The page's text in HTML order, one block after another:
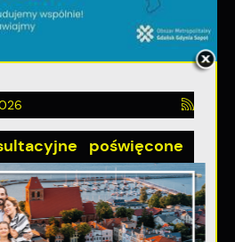
poświęcone
metropolitalnego
pomorskim